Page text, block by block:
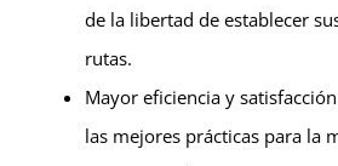
de la libertad de establecer
rutas.
Mayor eficiencia y
las mejores prácticas para la